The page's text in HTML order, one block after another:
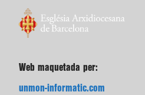
Web maquetada per:
unmon-informatic.com